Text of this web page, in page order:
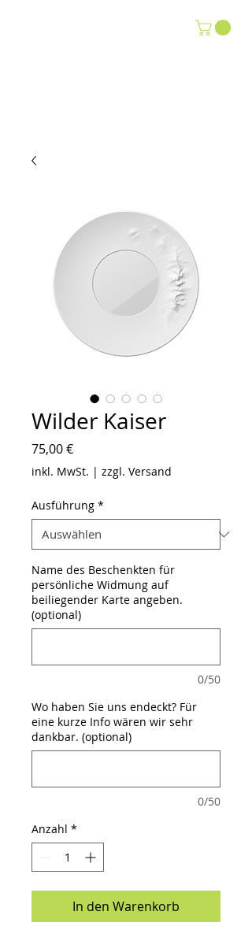
Wilder Kaiser
75,00 €Preis
inkl. MwSt. | zzgl. Versand
Ausführung *
Name des Beschenkten für
persönliche Widmung auf
beiliegender Karte angeben.
(optional)
0/50
Wo haben Sie uns endeckt? Für
eine kurze Info wären wir sehr
dankbar. (optional)
0/50
Anzahl *
In den Warenkorb